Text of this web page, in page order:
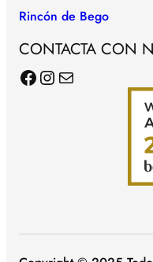
Rincón de Bego
CONTACTA CON
Facebook Instagram Correo electrónico